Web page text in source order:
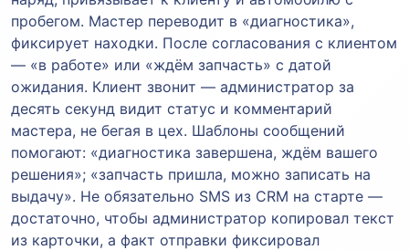
пробегом. Мастер переводит в «диагностика»,
фиксирует находки. После согласования с клиентом
— «в работе» или «ждём запчасть» с датой
ожидания. Клиент звонит — администратор за
десять секунд видит статус и комментарий
мастера, не бегая в цех. Шаблоны сообщений
помогают: «диагностика завершена, ждём вашего
решения»; «запчасть пришла, можно записать на
выдачу». Не обязательно SMS из CRM на старте —
достаточно, чтобы администратор копировал текст
из карточки, а факт отправки фиксировал